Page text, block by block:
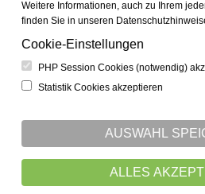
Notaren,
Beurkundung
Für Käufer:
persönliche Betreuung
Finanzierungshilfen
Weitere Informationen, auch zu Ihrem
finden Sie in unseren
Cookie-Einstellungen
PHP Session Cookies (notwendig)
Statistik Cookies akzeptieren
AUSWAHL
ALLES